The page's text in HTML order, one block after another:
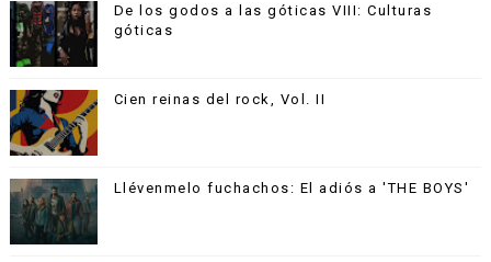
De los godos a las góticas VIII: Culturas
góticas
Cien reinas del rock, Vol. II
Llévenmelo fuchachos: El adiós a 'THE BOYS'